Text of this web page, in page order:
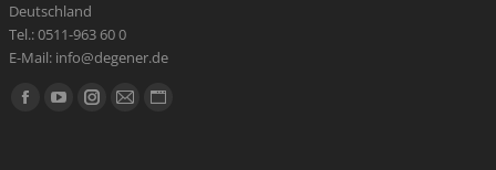
Deutschland
Tel.: 0511-963 60 0
E-Mail: info@degener.de
Finden Sie uns auf:
FacebookYouTubeInstagram
E-
Website